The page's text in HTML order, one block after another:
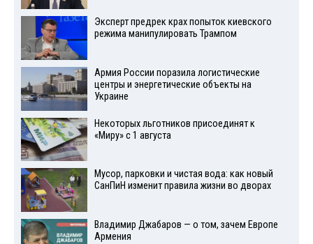
Эксперт предрек крах попыток киевского
режима манипулировать Трампом
Армия России поразила логистические
центры и энергетические объекты на
Украине
Некоторых льготников присоединят к
«Миру» с 1 августа
Мусор, парковки и чистая вода: как новый
СанПиН изменит правила жизни во дворах
Владимир Джабаров — о том, зачем Европе
Армения